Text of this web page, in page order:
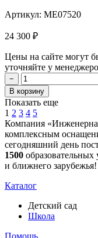
Артикул: MЕ07520
24 300 ₽
Цены на сайте могут
уточняйте у
−
В корзину
Показать еще
1 2 3 4 5
Компания
комплексным
сегодняшний день
1500
и ближнего зарубежья!
Каталог
Детский сад
Школа
Помощь